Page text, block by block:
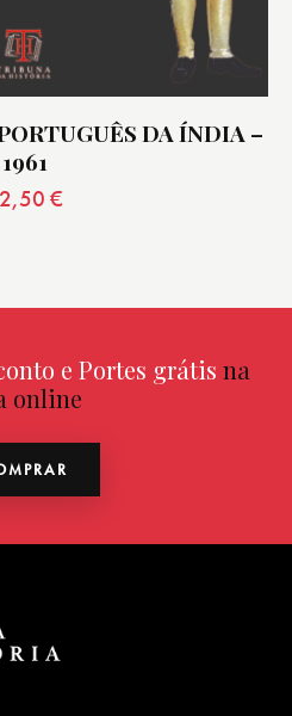
DA ÍNDIA –
1961
€
e Portes grátis na
online